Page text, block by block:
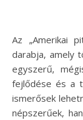
Az „Amerikai pite” sorozat a vígjátékok egyik ikonikus
darabja, amely
egyszerű,
fejlődése és a
ismerősek
népszerűek,